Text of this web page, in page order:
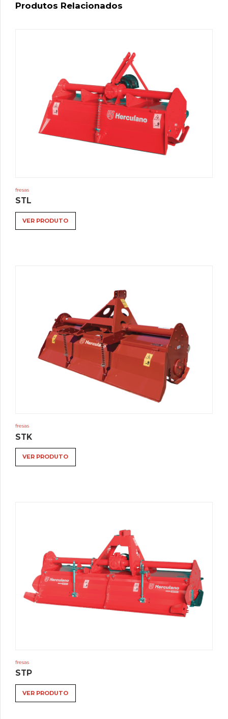
Produtos Relacionados
fresas
STL
VER PRODUTO
fresas
STK
VER PRODUTO
fresas
STP
VER PRODUTO